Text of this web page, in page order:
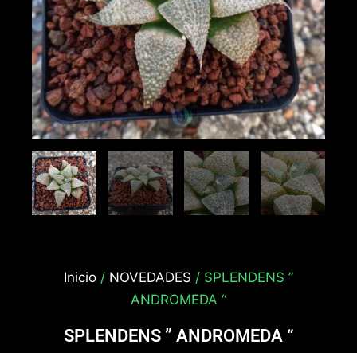
Inicio / NOVEDADES / SPLENDENS ”
ANDROMEDA “
SPLENDENS ” ANDROMEDA “